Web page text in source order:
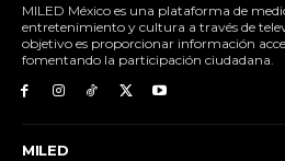
MILED México es una plataforma de
entretenimiento y cultura a través de
objetivo es proporcionar información
fomentando la participación ciudadana.
MILED